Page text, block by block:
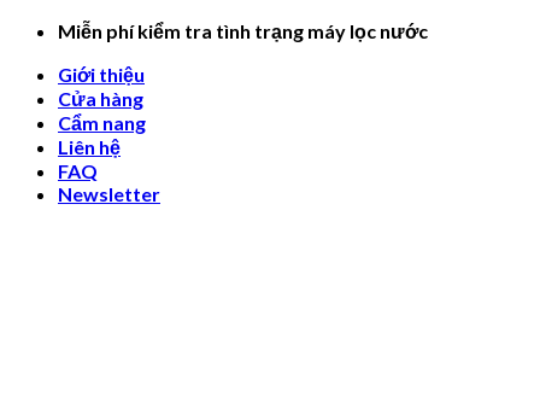
Skip
content
Miễn phí kiểm tra tình trạng máy lọc nước
Giới thiệu
Cửa hàng
Cẩm nang
Liên hệ
FAQ
Newsletter